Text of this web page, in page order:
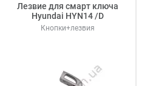
Лезвие для смарт ключа
Hyundai HYN14 /D
Кнопки+лезвия